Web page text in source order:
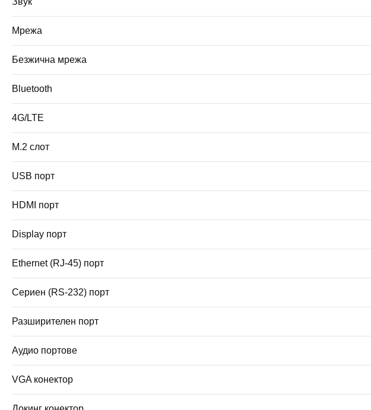
Мрежа
Безжична мрежа
Bluetooth
4G/LTE
M.2 слот
USB порт
HDMI порт
Display порт
Ethernet (RJ-45) порт
Сериен (RS-232) порт
Разширителен порт
Аудио портове
VGA конектор